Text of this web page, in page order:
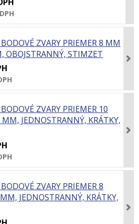
ZVARY PRIEMER 8 MM
OBOJSTRANNÝ, STIMZET
ZVARY PRIEMER 10
JEDNOSTRANNÝ, KRÁTKY,
ZVARY PRIEMER 8
JEDNOSTRANNÝ, KRÁTKY,